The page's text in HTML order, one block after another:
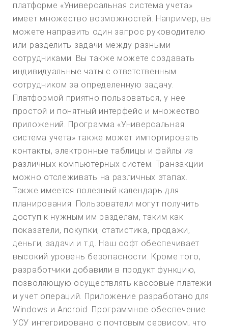
платформе «Универсальная система учета»
имеет множество возможностей. Например, вы
можете направить один запрос руководителю
или разделить задачи между разными
сотрудниками. Вы также можете создавать
индивидуальные чаты с ответственным
сотрудником за определенную задачу.
Платформой приятно пользоваться, у нее
простой и понятный интерфейс и множество
приложений. Программа «Универсальная
система учета» также может импортировать
контакты, электронные таблицы и файлы из
различных компьютерных систем. Транзакции
можно отслеживать на различных этапах.
Также имеется полезный календарь для
планирования. Пользователи могут получить
доступ к нужным им разделам, таким как
показатели, покупки, статистика, продажи,
деньги, задачи и т.д. Наш софт обеспечивает
высокий уровень безопасности. Кроме того,
разработчики добавили в продукт функцию,
позволяющую осуществлять кассовые платежи
и учет операций. Приложение разработано для
Windows и Android. Программное обеспечение
УСУ интегрировано с почтовым сервисом, что